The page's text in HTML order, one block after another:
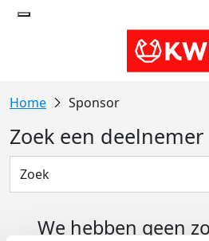
Sponsor
Zoek een deelnemer
We hebben geen